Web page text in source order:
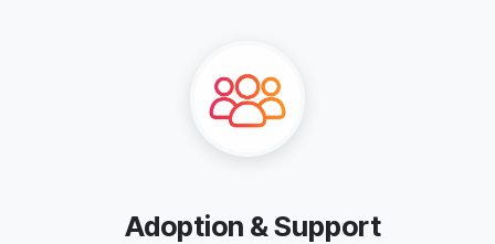
Adoption & Support